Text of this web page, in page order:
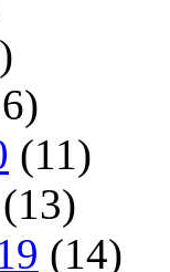
(11)
(13)
(14)